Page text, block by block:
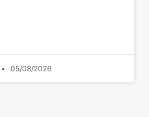
05/08/2026